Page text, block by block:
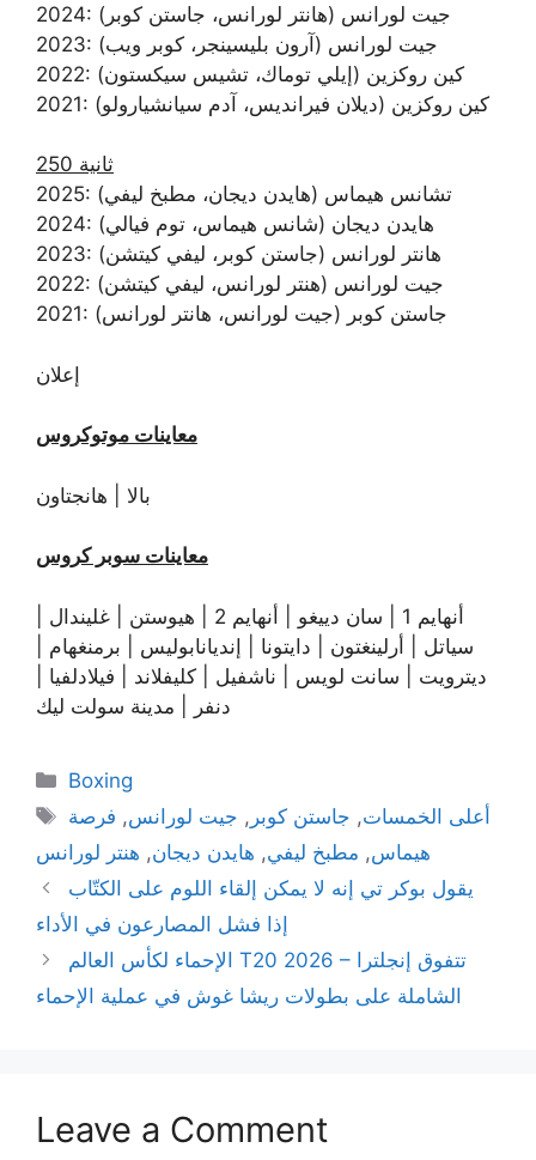
2024: جيت لورانس (هانتر لورانس، جاستن كوبر)
2023: جيت لورانس (آرون بليسينجر، كوبر ويب)
2022: كين روكزين (إيلي توماك، تشيس سيكستون)
2021: كين روكزين (ديلان فيرانديس، آدم سيانشيارولو)
250 ثانية
2025: تشانس هيماس (هايدن ديجان، مطبخ ليفي)
2024: هايدن ديجان (شانس هيماس، توم فيالي)
2023: هانتر لورانس (جاستن كوبر، ليفي كيتشن)
2022: جيت لورانس (هنتر لورانس، ليفي كيتشن)
2021: جاستن كوبر (جيت لورانس، هانتر لورانس)
إعلان
معاينات موتوكروس
بالا هانجتاون
معاينات سوبر كروس
أنهايم 1 سان دييغو أنهايم 2 هيوستن غليندال
سياتل
أرلينغتون دايتونا إنديانابوليس برمنغهام
ديترويت
سانت لويس ناشفيل كليفلاند فيلادلفيا
دنفر
مدينة سولت ليك
Categories
Boxing
Tags
أعلى الخمسات, جاستن كوبر , جيت لورانس, فرصة
هيماس, مطبخ ليفي, هايدن ديجان, هنتر لورانس
يقول بوكر تي إنه لا يمكن إلقاء اللوم على الكتّاب
إذا فشل المصارعون في الأداء
الإحماء لكأس العالم T20 2026 – تتفوق إنجلترا
الشاملة على بطولات ريشا غوش في عملية الإحماء
Leave a Comment